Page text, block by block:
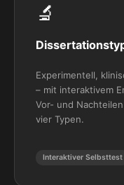
🔬
Experimentell,
– mit interaktivem
Vor- und
vier Typen.
Interaktiver Selbsttest